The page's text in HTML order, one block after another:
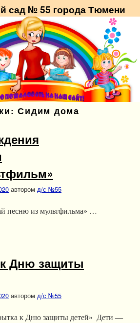
сад № 55 города Тюмени
Сидим дома
автором д/с №55
песню из мультфильма» …
Дню защиты
автором д/с №55
к Дню защиты детей» Дети —